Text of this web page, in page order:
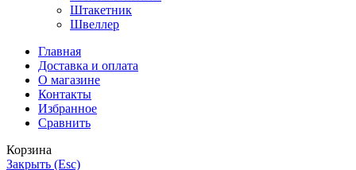
Штакетник
Швеллер
Главная
Доставка и оплата
О магазине
Контакты
Избранное
Сравнить
Корзина
Закрыть (Esc)